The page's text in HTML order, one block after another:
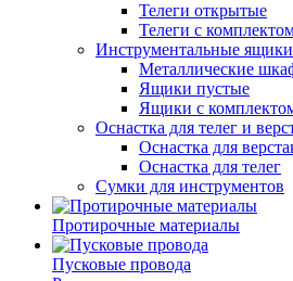
Телеги открытые
Телеги с
Инструментальные ящики
Металлические
Ящики пустые
Ящики с
Оснастка для телег и
Оснастка для
Оснастка для телег
Сумки для инструментов
Протирочные материалы
Пусковые провода